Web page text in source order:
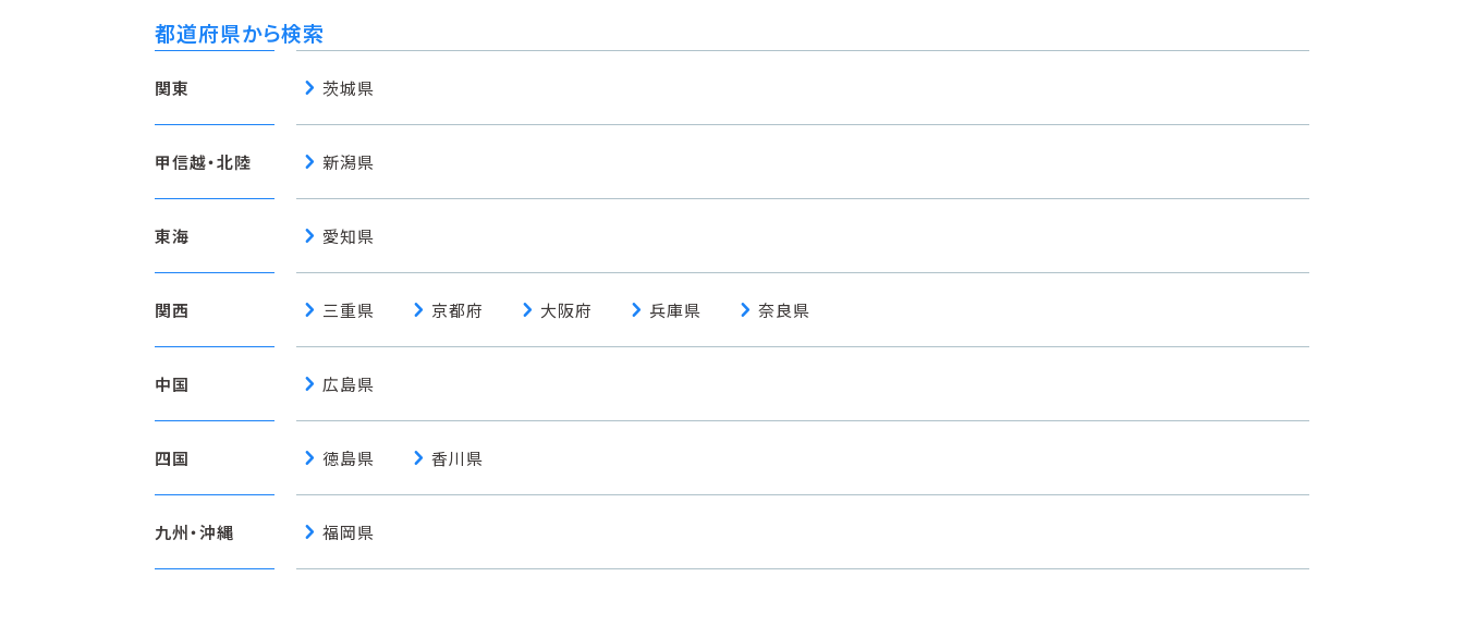
都道府県から検索
関東 chevron_right 茨城県
甲信越・北陸 chevron_right 新潟県
東海 chevron_right 愛知県
関西 chevron_right 三重県 chevron_right 京都府 chevron_right 大阪府 chevron_right 兵庫県 chevron_right 奈良県
中国 chevron_right 広島県
四国 chevron_right 徳島県 chevron_right 香川県
九州・沖縄 chevron_right 福岡県